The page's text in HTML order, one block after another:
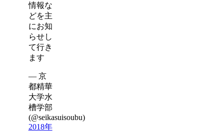
情報な
どを主
にお知
らせし
て行き
ます
— 京
都精華
大学水
槽学部
(@seikasuisoubu)
2018年